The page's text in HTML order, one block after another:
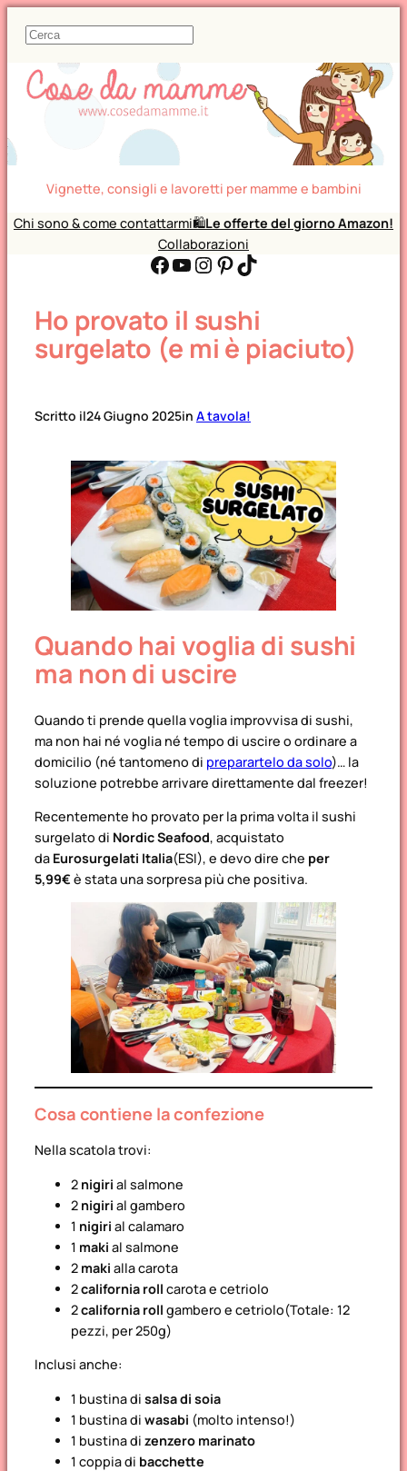
C
r
c
Vignette, consigli e lavoretti per mamme e bambini
Chi sono & come contattarmi🛍️Le offerte del giorno Amazon!
Collaborazioni
Facebook YouTube Instagram Pinterest TikTok
Ho provato il sushi
surgelato (e mi è piaciuto)
Scritto il24 Giugno 2025in A tavola!
Quando hai voglia di sushi
ma non di uscire
Quando ti prende quella voglia improvvisa di sushi,
ma non hai né voglia né tempo di uscire o ordinare a
domicilio (né tantomeno di preparartelo da solo)… la
soluzione potrebbe arrivare direttamente dal freezer!
Recentemente ho provato per la prima volta il sushi
surgelato di Nordic Seafood, acquistato
da Eurosurgelati Italia(ESI), e devo dire che per
5,99€ è stata una sorpresa più che positiva.
Cosa contiene la confezione
Nella scatola trovi:
2 nigiri al salmone
2 nigiri al gambero
1 nigiri al calamaro
1 maki al salmone
2 maki alla carota
2california roll carota e cetriolo
2california roll gambero e cetriolo(Totale: 12
pezzi, per 250g)
Inclusi anche:
1 bustina di salsa di soia
1 bustina di wasabi (molto intenso!)
1 bustina di zenzero marinato
1 coppia di bacchette